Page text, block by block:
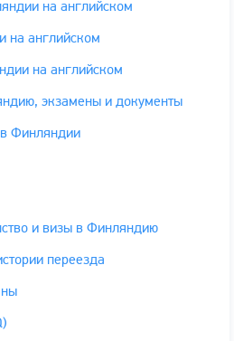
на английском
на английском
на английском
экзамены и документы
Финляндии
и визы в Финляндию
переезда